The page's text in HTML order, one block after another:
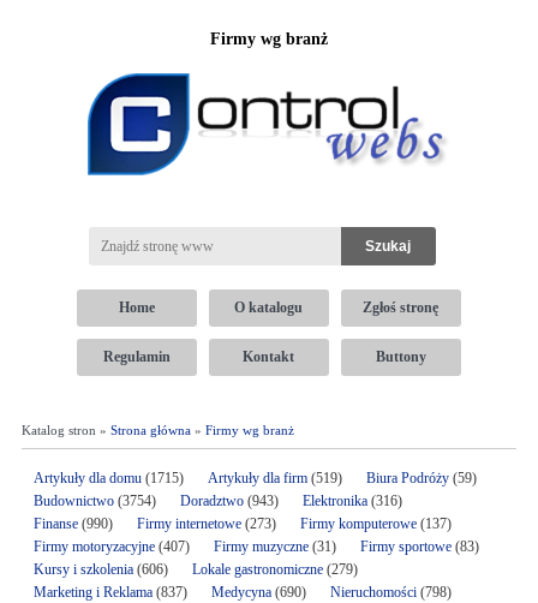
Firmy wg branż
Home O katalogu Zgłoś stronę
Regulamin Kontakt Buttony
Katalog stron » Strona główna» Firmy wg branż
Artykuły dla domu(1715) Artykuły dla firm(519) Biura Podróży(59)
Budownictwo(3754) Doradztwo(943) Elektronika (316)
Finanse(990) Firmy internetowe (273) Firmy komputerowe(137)
Firmy motoryzacyjne(407) Firmy muzyczne(31) Firmy sportowe(83)
Kursy i szkolenia(606) Lokale gastronomiczne(279)
Marketing i Reklama(837) Medycyna(690) Nieruchomości(798)